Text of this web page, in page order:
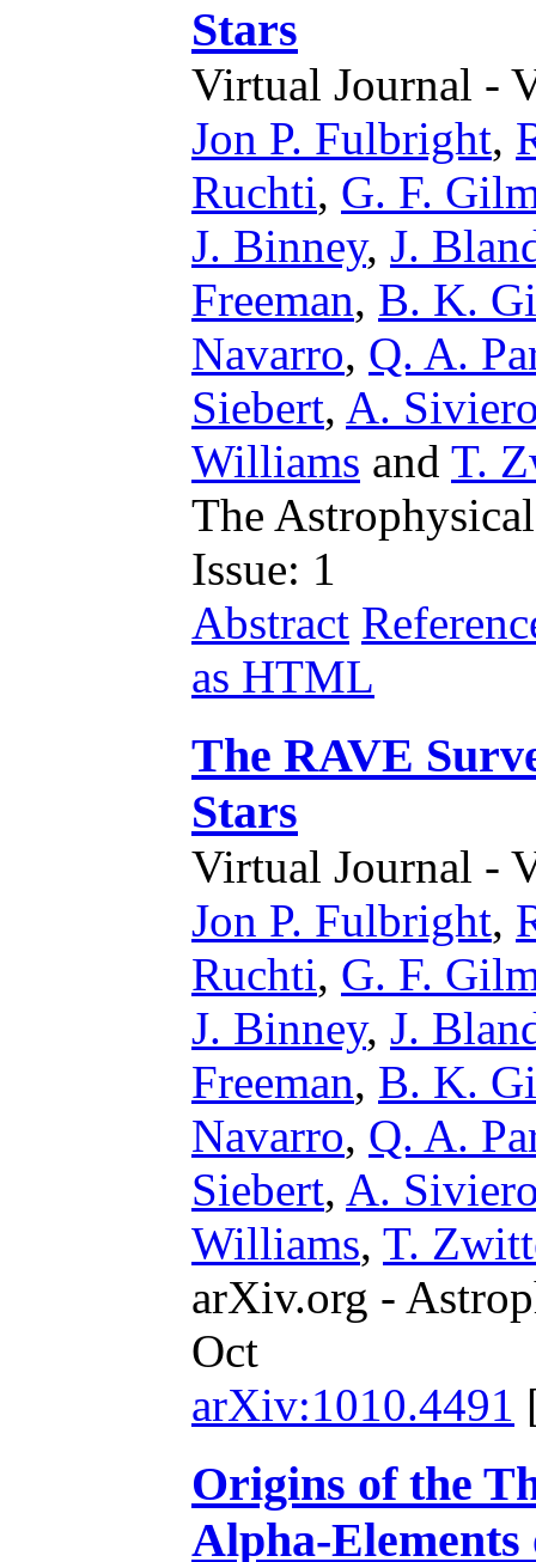
Stars
Virtual Journal -
Jon P. Fulbright,
Ruchti, G. F.
J. Binney, J.
Freeman, B. K.
Navarro, Q. A.
Siebert, A.
Williams and T.
The
Issue: 1
Abstract
as HTML
The RAVE
Stars
Virtual Journal -
Jon P. Fulbright,
Ruchti, G. F.
J. Binney, J.
Freeman, B. K.
Navarro, Q. A.
Siebert, A.
Williams, T.
arXiv.org -
Oct
arXiv:1010.4491
Origins of the
Alpha-